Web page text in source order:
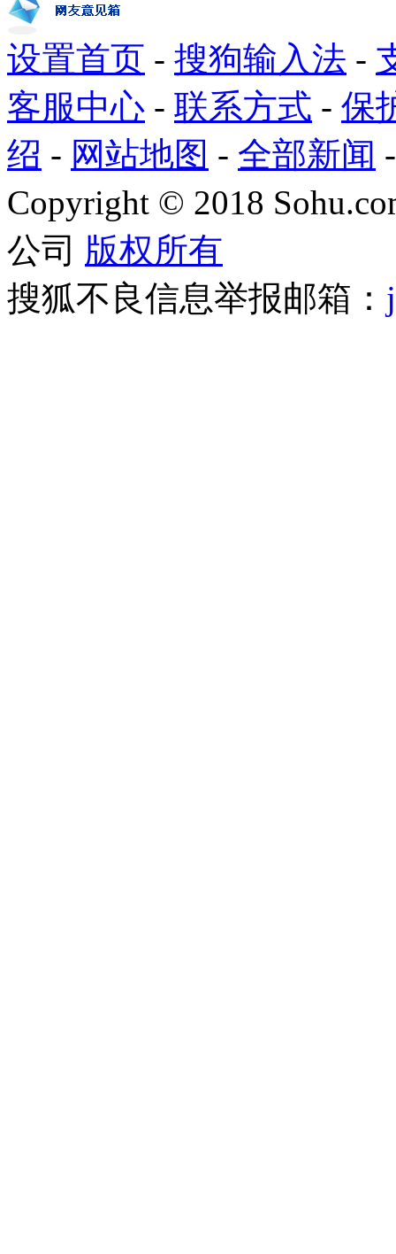
设置首页 - 搜狗输入法 -
客服中心 - 联系方式 - 保
绍 - 网站地图 - 全部新闻
Copyright © 2018
公司 版权所有
搜狐不良信息举报邮箱：